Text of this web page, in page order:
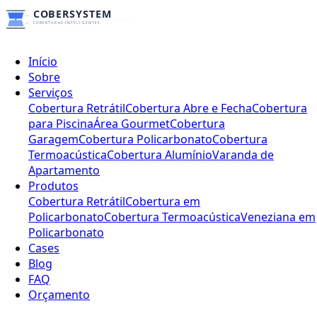
Início
Sobre
Serviços
Cobertura RetrátilCobertura Abre e FechaCobertura
para PiscinaÁrea GourmetCobertura
GaragemCobertura PolicarbonatoCobertura
TermoacústicaCobertura AlumínioVaranda de
Apartamento
Produtos
Cobertura RetrátilCobertura em
PolicarbonatoCobertura TermoacústicaVeneziana em
Policarbonato
Cases
Blog
FAQ
Orçamento